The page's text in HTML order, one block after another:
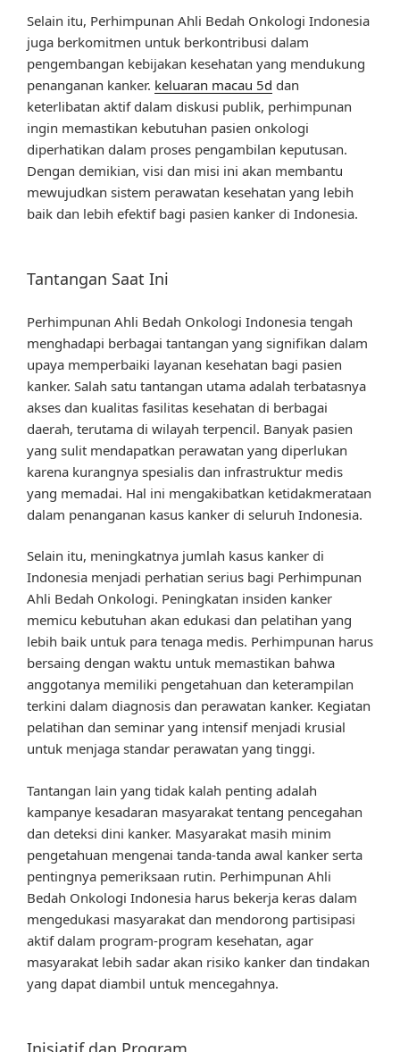
Selain itu, Perhimpunan Ahli Bedah Onkologi Indonesia
juga berkomitmen untuk berkontribusi dalam
pengembangan kebijakan kesehatan yang mendukung
penanganan kanker. keluaran macau 5d dan
keterlibatan aktif dalam diskusi publik, perhimpunan
ingin memastikan kebutuhan pasien onkologi
diperhatikan dalam proses pengambilan keputusan.
Dengan demikian, visi dan misi ini akan membantu
mewujudkan sistem perawatan kesehatan yang lebih
baik dan lebih efektif bagi pasien kanker di Indonesia.
Tantangan Saat Ini
Perhimpunan Ahli Bedah Onkologi Indonesia tengah
menghadapi berbagai tantangan yang signifikan dalam
upaya memperbaiki layanan kesehatan bagi pasien
kanker. Salah satu tantangan utama adalah terbatasnya
akses dan kualitas fasilitas kesehatan di berbagai
daerah, terutama di wilayah terpencil. Banyak pasien
yang sulit mendapatkan perawatan yang diperlukan
karena kurangnya spesialis dan infrastruktur medis
yang memadai. Hal ini mengakibatkan ketidakmerataan
dalam penanganan kasus kanker di seluruh Indonesia.
Selain itu, meningkatnya jumlah kasus kanker di
Indonesia menjadi perhatian serius bagi Perhimpunan
Ahli Bedah Onkologi. Peningkatan insiden kanker
memicu kebutuhan akan edukasi dan pelatihan yang
lebih baik untuk para tenaga medis. Perhimpunan harus
bersaing dengan waktu untuk memastikan bahwa
anggotanya memiliki pengetahuan dan keterampilan
terkini dalam diagnosis dan perawatan kanker. Kegiatan
pelatihan dan seminar yang intensif menjadi krusial
untuk menjaga standar perawatan yang tinggi.
Tantangan lain yang tidak kalah penting adalah
kampanye kesadaran masyarakat tentang pencegahan
dan deteksi dini kanker. Masyarakat masih minim
pengetahuan mengenai tanda-tanda awal kanker serta
pentingnya pemeriksaan rutin. Perhimpunan Ahli
Bedah Onkologi Indonesia harus bekerja keras dalam
mengedukasi masyarakat dan mendorong partisipasi
aktif dalam program-program kesehatan, agar
masyarakat lebih sadar akan risiko kanker dan tindakan
yang dapat diambil untuk mencegahnya.